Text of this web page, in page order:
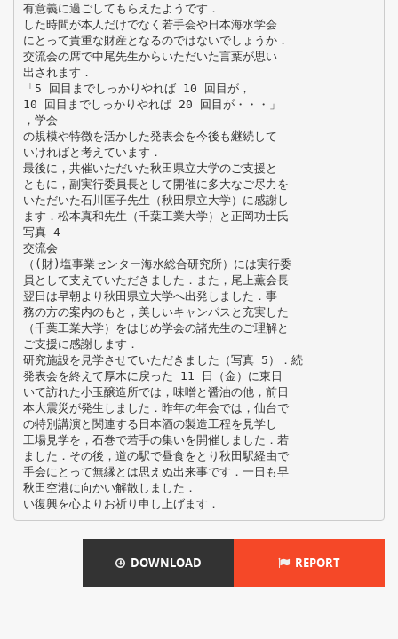
有意義に過ごしてもらえたようです．
した時間が本人だけでなく若手会や日本海水学会
にとって貴重な財産となるのではないでしょうか．
交流会の席で中尾先生からいただいた言葉が思い
出されます．
「5 回目までしっかりやれば 10 回目が，
10 回目までしっかりやれば 20 回目が・・・」
，学会
の規模や特徴を活かした発表会を今後も継続して
いければと考えています．
最後に，共催いただいた秋田県立大学のご支援と
ともに，副実行委員長として開催に多大なご尽力を
いただいた石川匡子先生（秋田県立大学）に感謝し
ます．松本真和先生（千葉工業大学）と正岡功士氏
写真 4
交流会
（(財)塩事業センター海水総合研究所）には実行委
員として支えていただきました．また，尾上薫会長
翌日は早朝より秋田県立大学へ出発しました．事
務の方の案内のもと，美しいキャンパスと充実した
（千葉工業大学）をはじめ学会の諸先生のご理解と
ご支援に感謝します．
研究施設を見学させていただきました（写真 5）．続
発表会を終えて厚木に戻った 11 日（金）に東日
いて訪れた小玉醸造所では，味噌と醤油の他，前日
本大震災が発生しました．昨年の年会では，仙台で
の特別講演と関連する日本酒の製造工程を見学し
工場見学を，石巻で若手の集いを開催しました．若
ました．その後，道の駅で昼食をとり秋田駅経由で
手会にとって無縁とは思えぬ出来事です．一日も早
秋田空港に向かい解散しました．
DOWNLOAD REPORT